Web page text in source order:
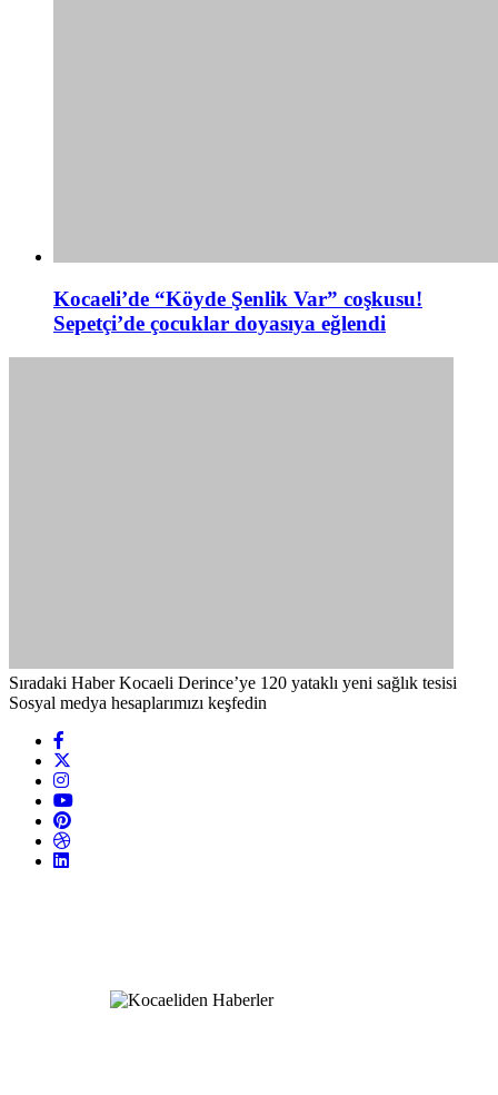
Kocaeli’de “Köyde Şenlik Var” coşkusu!
Sepetçi’de çocuklar doyasıya eğlendi
Sıradaki Haber Kocaeli Derince’ye 120 yataklı yeni sağlık tesisi
Sosyal medya hesaplarımızı keşfedin